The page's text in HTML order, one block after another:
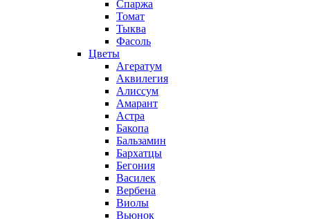
Спаржа
Томат
Тыква
Фасоль
Цветы
Агератум
Аквилегия
Алиссум
Амарант
Астра
Бакопа
Бальзамин
Бархатцы
Бегония
Василек
Вербена
Виолы
Вьюнок